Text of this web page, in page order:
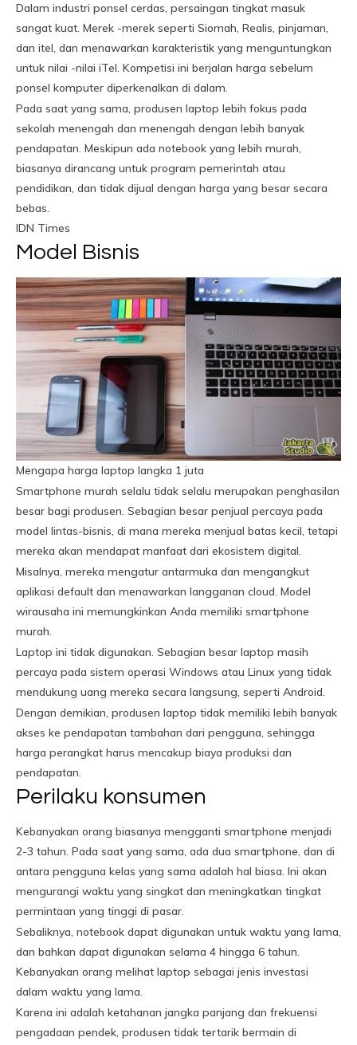
Dalam industri ponsel cerdas, persaingan tingkat masuk
sangat kuat. Merek -merek seperti Siomah, Realis, pinjaman,
dan itel, dan menawarkan karakteristik yang menguntungkan
untuk nilai -nilai iTel. Kompetisi ini berjalan harga sebelum
ponsel komputer diperkenalkan di dalam.
Pada saat yang sama, produsen laptop lebih fokus pada
sekolah menengah dan menengah dengan lebih banyak
pendapatan. Meskipun ada notebook yang lebih murah,
biasanya dirancang untuk program pemerintah atau
pendidikan, dan tidak dijual dengan harga yang besar secara
bebas.
IDN Times
Model Bisnis
Mengapa harga laptop langka 1 juta
Smartphone murah selalu tidak selalu merupakan penghasilan
besar bagi produsen. Sebagian besar penjual percaya pada
model lintas-bisnis, di mana mereka menjual batas kecil, tetapi
mereka akan mendapat manfaat dari ekosistem digital.
Misalnya, mereka mengatur antarmuka dan mengangkut
aplikasi default dan menawarkan langganan cloud. Model
wirausaha ini memungkinkan Anda memiliki smartphone
murah.
Laptop ini tidak digunakan. Sebagian besar laptop masih
percaya pada sistem operasi Windows atau Linux yang tidak
mendukung uang mereka secara langsung, seperti Android.
Dengan demikian, produsen laptop tidak memiliki lebih banyak
akses ke pendapatan tambahan dari pengguna, sehingga
harga perangkat harus mencakup biaya produksi dan
pendapatan.
Perilaku konsumen
Kebanyakan orang biasanya mengganti smartphone menjadi
2-3 tahun. Pada saat yang sama, ada dua smartphone, dan di
antara pengguna kelas yang sama adalah hal biasa. Ini akan
mengurangi waktu yang singkat dan meningkatkan tingkat
permintaan yang tinggi di pasar.
Sebaliknya, notebook dapat digunakan untuk waktu yang lama,
dan bahkan dapat digunakan selama 4 hingga 6 tahun.
Kebanyakan orang melihat laptop sebagai jenis investasi
dalam waktu yang lama.
Karena ini adalah ketahanan jangka panjang dan frekuensi
pengadaan pendek, produsen tidak tertarik bermain di